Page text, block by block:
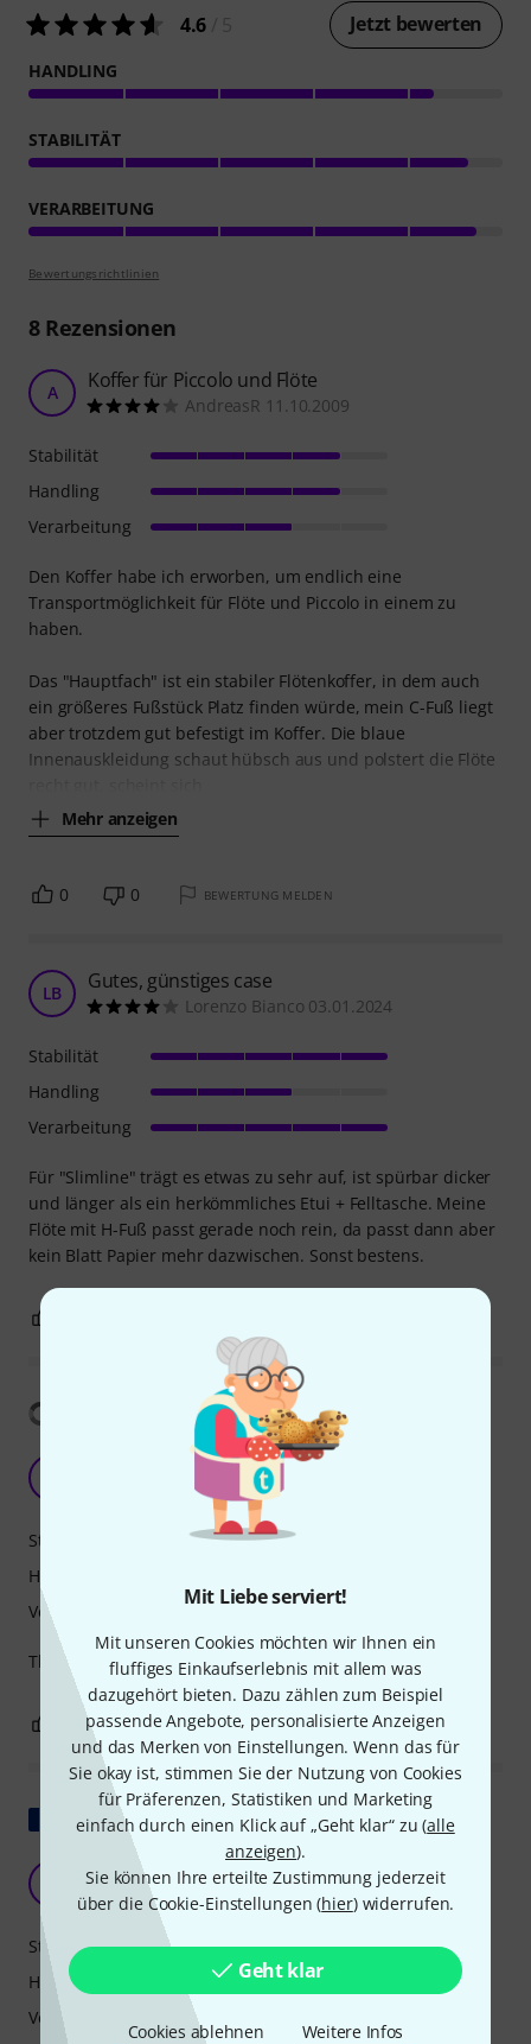
Mit Liebe serviert!
Mit unseren Cookies möchten wir Ihnen ein
fluffiges Einkaufserlebnis mit allem was
dazugehört bieten. Dazu zählen zum Beispiel
passende Angebote, personalisierte Anzeigen
und das Merken von Einstellungen. Wenn das für
Sie okay ist, stimmen Sie der Nutzung von Cookies
für Präferenzen, Statistiken und Marketing
einfach durch einen Klick auf „Geht klar“ zu (alle
anzeigen).
Sie können Ihre erteilte Zustimmung jederzeit
über die Cookie-Einstellungen (hier) widerrufen.
Geht klar
Cookies ablehnen Weitere Infos
4.6 Jetzt bewerten
HANDLING
STABILITÄT
VERARBEITUNG
Bewertungsrichtlinien
8Rezensionen
A Koffer für Piccolo und Flöte
AndreasR 11.10.2009
Den Koffer habe ich erworben, um endlich eine
Transportmöglichkeit für Flöte und Piccolo in einem zu
haben.
Das "Hauptfach" ist ein stabiler Flötenkoffer, in dem auch
ein größeres Fußstück Platz finden würde, mein C-Fuß liegt
aber trotzdem gut befestigt im Koffer. Die blaue
Innenauskleidung schaut hübsch aus und polstert die Flöte
Mehr anzeigen
Stabilität
Handling
Verarbeitung
0 0 BEWERTUNG MELDEN
LB Gutes, günstiges case
Lorenzo Bianco 03.01.2024
Für "Slimline" trägt es etwas zu sehr auf, ist spürbar dicker
und länger als ein herkömmliches Etui + Felltasche. Meine
Flöte mit H-Fuß passt gerade noch rein, da passt dann aber
kein Blatt Papier mehr dazwischen. Sonst bestens.
Stabilität
Handling
Verarbeitung
Übersetzung anzeigen
Protec Slimline Pro Pac Flute Case to low B
William578 26.05.2013
The case offers excellent protection at an affordable price .
Stabilität
Handling
Verarbeitung
0 BEWERTUNG MELDEN
Original zeigen
sehr guter Fall
Anonym 11.08.2016
Stabilität
Handling
Verarbeitung